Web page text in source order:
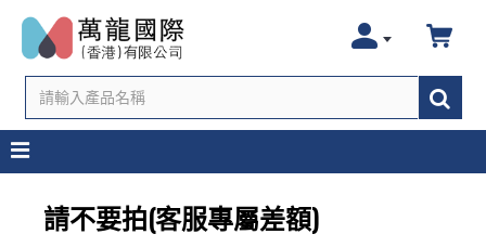
請不要拍(客服專屬差額)